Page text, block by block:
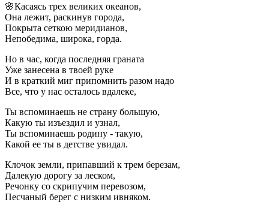
🌸Касаясь трех великих океанов,
Она лежит, раскинув города,
Покрыта сеткою меридианов,
Непобедима, широка, горда.
Но в час, когда последняя граната
Уже занесена в твоей руке
И в краткий миг припомнить разом надо
Все, что у нас осталось вдалеке,
Ты вспоминаешь не страну большую,
Какую ты изъездил и узнал,
Ты вспоминаешь родину - такую,
Какой ее ты в детстве увидал.
Клочок земли, припавший к трем березам,
Далекую дорогу за леском,
Речонку со скрипучим перевозом,
Песчаный берег с низким ивняком.